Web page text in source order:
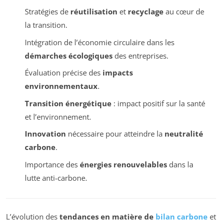
Stratégies de réutilisation et recyclageau cœur de
la transition.
Intégration de l’économie circulaire dans les
démarches écologiquesdes entreprises.
Évaluation précise des impacts
environnementaux.
Transition énergétique: impact positif sur la santé
et l’environnement.
Innovation nécessaire pour atteindre la neutralité
carbone.
Importance des énergies renouvelablesdans la
lutte anti-carbone.
L’évolution des tendances en matière de bilan carbone et